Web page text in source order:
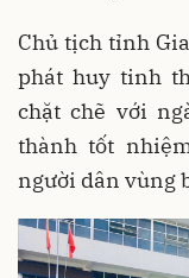
Chủ tịch tỉnh
phát huy tinh
chặt chẽ với
thành tốt
người dân vùng